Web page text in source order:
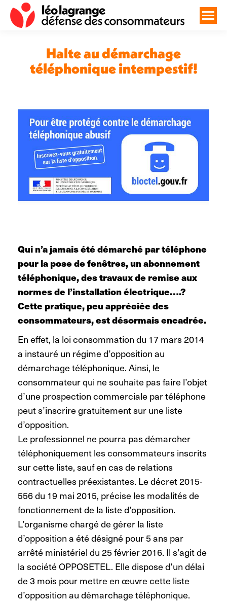
Halte au démarchage
téléphonique intempestif!
Qui n’a jamais été démarché par téléphone
pour la pose de fenêtres, un abonnement
téléphonique, des travaux de remise aux
normes de l’installation électrique….?
Cette pratique, peu appréciée des
consommateurs, est désormais encadrée.
En effet, la loi consommation du 17 mars 2014
a instauré un régime d’opposition au
démarchage téléphonique. Ainsi, le
consommateur qui ne souhaite pas faire l’objet
d’une prospection commerciale par téléphone
peut s’inscrire gratuitement sur une liste
d’opposition.
Le professionnel ne pourra pas démarcher
téléphoniquement les consommateurs inscrits
sur cette liste, sauf en cas de relations
contractuelles préexistantes. Le décret 2015-
556 du 19 mai 2015, précise les modalités de
fonctionnement de la liste d’opposition.
L’organisme chargé de gérer la liste
d’opposition a été désigné pour 5 ans par
arrêté ministériel du 25 février 2016. Il s’agit de
la société OPPOSETEL. Elle dispose d’un délai
de 3 mois pour mettre en œuvre cette liste
d’opposition au démarchage téléphonique.